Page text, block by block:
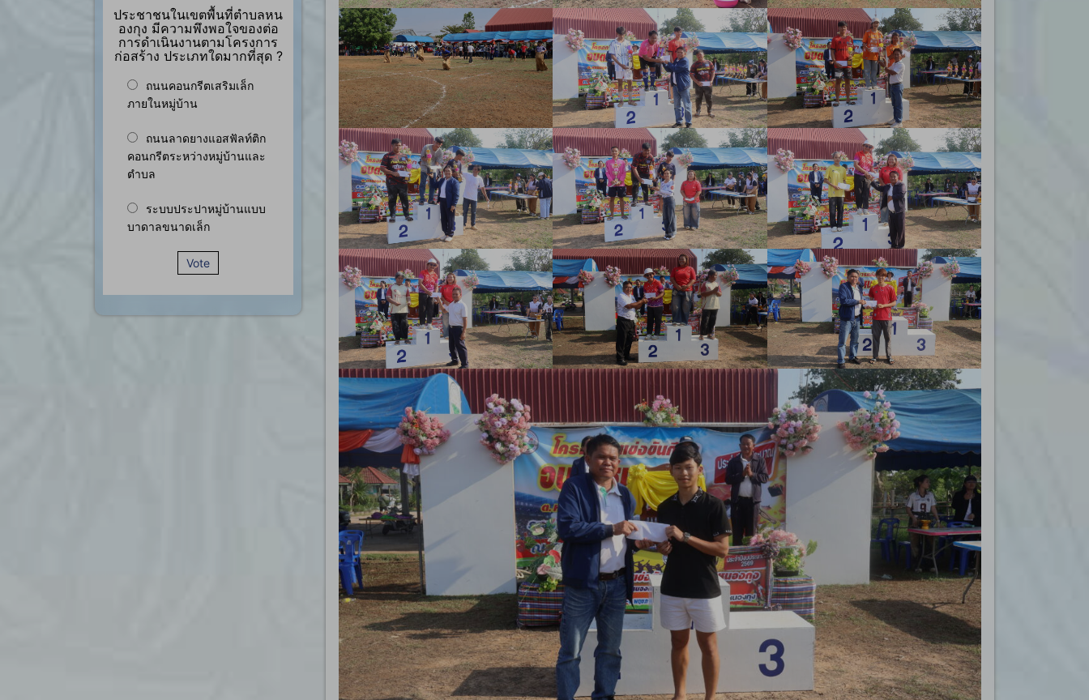
ประชาชนในเขตพื้นที่ตำบลหน
องกุง มีความพึงพอใจของต่อ
การดำเนินงานตามโครงการ
ก่อสร้าง ประเภทใดมากที่สุด ?
ถนนคอนกรีตเสริมเล็ก
ภายในหมู่บ้าน
ถนนลาดยางแอสฟัลท์ติก
คอนกรีตระหว่างหมู่บ้านและ
ตำบล
ระบบประปาหมู่บ้านแบบ
บาดาลขนาดเล็ก
Vote